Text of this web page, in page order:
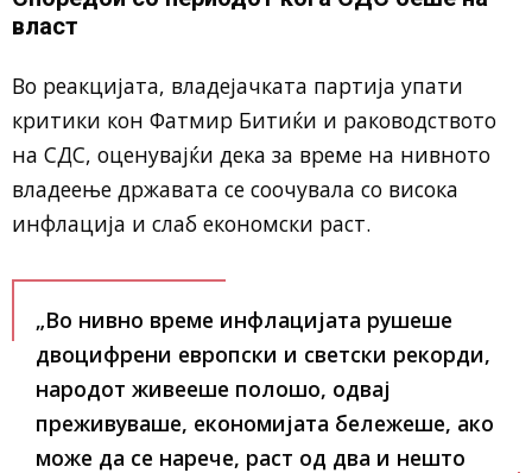
власт
Во реакцијата, владејачката партија упати
критики кон Фатмир Битиќи и раководството
на СДС, оценувајќи дека за време на нивното
владеење државата се соочувала со висока
инфлација и слаб економски раст.
„Во нивно време инфлацијата рушеше
двоцифрени европски и светски рекорди,
народот живееше полошо, одвај
преживуваше, економијата бележеше, ако
може да се нарече, раст од два и нешто